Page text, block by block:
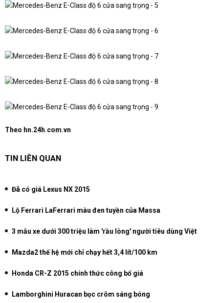
Theo hn.24h.com.vn
TIN LIÊN QUAN
Đã có giá Lexus NX 2015
Lộ Ferrari LaFerrari màu đen tuyền của Massa
3 mẫu xe dưới 300 triệu làm 'rầu lòng' người tiêu dùng Việt
Mazda2 thế hệ mới chỉ chạy hết 3,4 lít/100 km
Honda CR-Z 2015 chính thức công bố giá
Lamborghini Huracan bọc crôm sáng bóng